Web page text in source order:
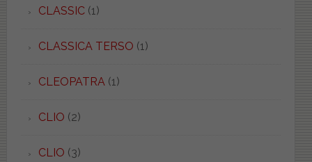
CLASSIC(1)
CLASSICA TERSO (1)
CLEOPATRA(1)
CLIO (2)
CLIO (3)